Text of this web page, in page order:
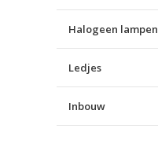
Halogeen lampen
Ledjes
Inbouw